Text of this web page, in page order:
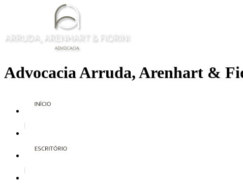
Advocacia Arruda, Arenhart &